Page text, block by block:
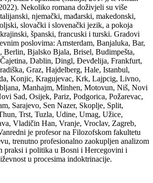
Nekoliko romana doživjeli su više
njemački, mađarski, makedonski,
slovački i slovenački jezik, a pokoja
španski, francuski i turski. Gradovi
poslovima: Amsterdam, Banjaluka, Bar,
Berlin, Bjalsko Bjala, Brisel, Budimpešta,
Dablin, Dingl, Đevđelija, Frankfurt,
Graz, Hajdelberg, Hale, Istanbul,
Konjic, Kragujevac, Krk, Lajpcig, Livno,
Manhajm, Minhen, Motovun, Niš, Novi
Sad, Osijek, Pariz, Podgorica, Požarevac,
Sarajevo, Sen Nazer, Skoplje, Split,
Trst, Tuzla, Udine, Umag, Užice,
Vladičin Han, Vranje, Vroclav, Zagreb,
je profesor na Filozofskom fakultetu
trenutno profesionalno zaokupljen analizom
praksi i politika u Bosni i Hercegovini i
u procesima indoktrinacije.